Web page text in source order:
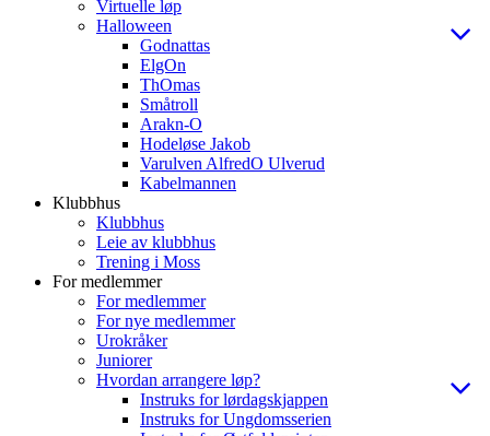
Virtuelle løp
Halloween
Godnattas
ElgOn
ThOmas
Småtroll
Arakn-O
Hodeløse Jakob
Varulven AlfredO Ulverud
Kabelmannen
Klubbhus
Klubbhus
Leie av klubbhus
Trening i Moss
For medlemmer
For medlemmer
For nye medlemmer
Urokråker
Juniorer
Hvordan arrangere løp?
Instruks for lørdagskjappen
Instruks for Ungdomsserien